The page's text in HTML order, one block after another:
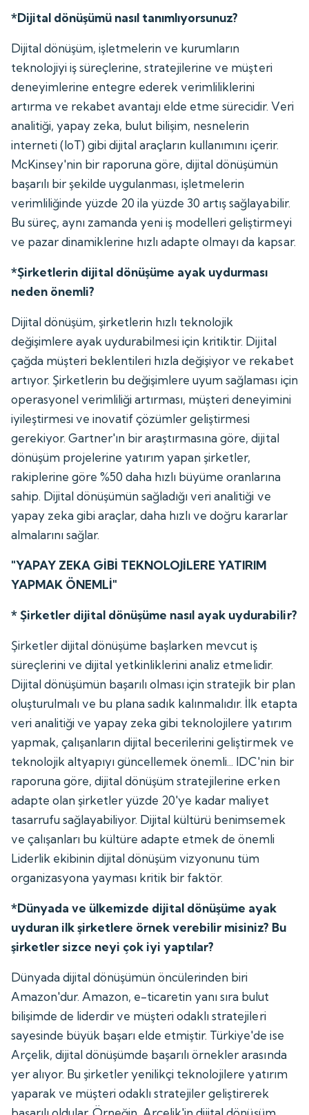
*Dijital dönüşümü nasıl tanımlıyorsunuz?
Dijital dönüşüm, işletmelerin ve kurumların
teknolojiyi iş süreçlerine, stratejilerine ve müşteri
deneyimlerine entegre ederek verimliliklerini
artırma ve rekabet avantajı elde etme sürecidir. Veri
analitiği, yapay zeka, bulut bilişim, nesnelerin
interneti (IoT) gibi dijital araçların kullanımını içerir.
McKinsey'nin bir raporuna göre, dijital dönüşümün
başarılı bir şekilde uygulanması, işletmelerin
verimliliğinde yüzde 20 ila yüzde 30 artış sağlayabilir.
Bu süreç, aynı zamanda yeni iş modelleri geliştirmeyi
ve pazar dinamiklerine hızlı adapte olmayı da kapsar.
*Şirketlerin dijital dönüşüme ayak uydurması
neden önemli?
Dijital dönüşüm, şirketlerin hızlı teknolojik
değişimlere ayak uydurabilmesi için kritiktir. Dijital
çağda müşteri beklentileri hızla değişiyor ve rekabet
artıyor. Şirketlerin bu değişimlere uyum sağlaması için
operasyonel verimliliği artırması, müşteri deneyimini
iyileştirmesi ve inovatif çözümler geliştirmesi
gerekiyor. Gartner'ın bir araştırmasına göre, dijital
dönüşüm projelerine yatırım yapan şirketler,
rakiplerine göre %50 daha hızlı büyüme oranlarına
sahip. Dijital dönüşümün sağladığı veri analitiği ve
yapay zeka gibi araçlar, daha hızlı ve doğru kararlar
almalarını sağlar.
"YAPAY ZEKA GİBİ TEKNOLOJİLERE YATIRIM
YAPMAK ÖNEMLİ"
* Şirketler dijital dönüşüme nasıl ayak uydurabilir?
Şirketler dijital dönüşüme başlarken mevcut iş
süreçlerini ve dijital yetkinliklerini analiz etmelidir.
Dijital dönüşümün başarılı olması için stratejik bir plan
oluşturulmalı ve bu plana sadık kalınmalıdır. İlk etapta
veri analitiği ve yapay zeka gibi teknolojilere yatırım
yapmak, çalışanların dijital becerilerini geliştirmek ve
teknolojik altyapıyı güncellemek önemli... IDC'nin bir
raporuna göre, dijital dönüşüm stratejilerine erken
adapte olan şirketler yüzde 20'ye kadar maliyet
tasarrufu sağlayabiliyor. Dijital kültürü benimsemek
ve çalışanları bu kültüre adapte etmek de önemli
Liderlik ekibinin dijital dönüşüm vizyonunu tüm
organizasyona yayması kritik bir faktör.
*Dünyada ve ülkemizde dijital dönüşüme ayak
uyduran ilk şirketlere örnek verebilir misiniz? Bu
şirketler sizce neyi çok iyi yaptılar?
Dünyada dijital dönüşümün öncülerinden biri
Amazon'dur. Amazon, e-ticaretin yanı sıra bulut
bilişimde de liderdir ve müşteri odaklı stratejileri
sayesinde büyük başarı elde etmiştir. Türkiye'de ise
Arçelik, dijital dönüşümde başarılı örnekler arasında
yer alıyor. Bu şirketler yenilikçi teknolojilere yatırım
yaparak ve müşteri odaklı stratejiler geliştirerek